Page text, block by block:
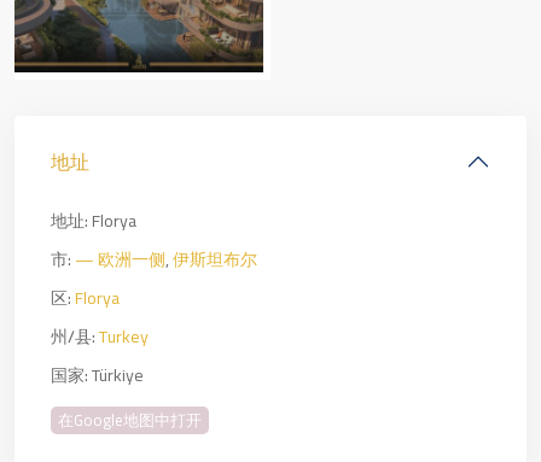
地址
地址:Florya
市:— 欧洲一侧,伊斯坦布尔
区:Florya
州/县:Turkey
国家:Türkiye
在Google地图中打开